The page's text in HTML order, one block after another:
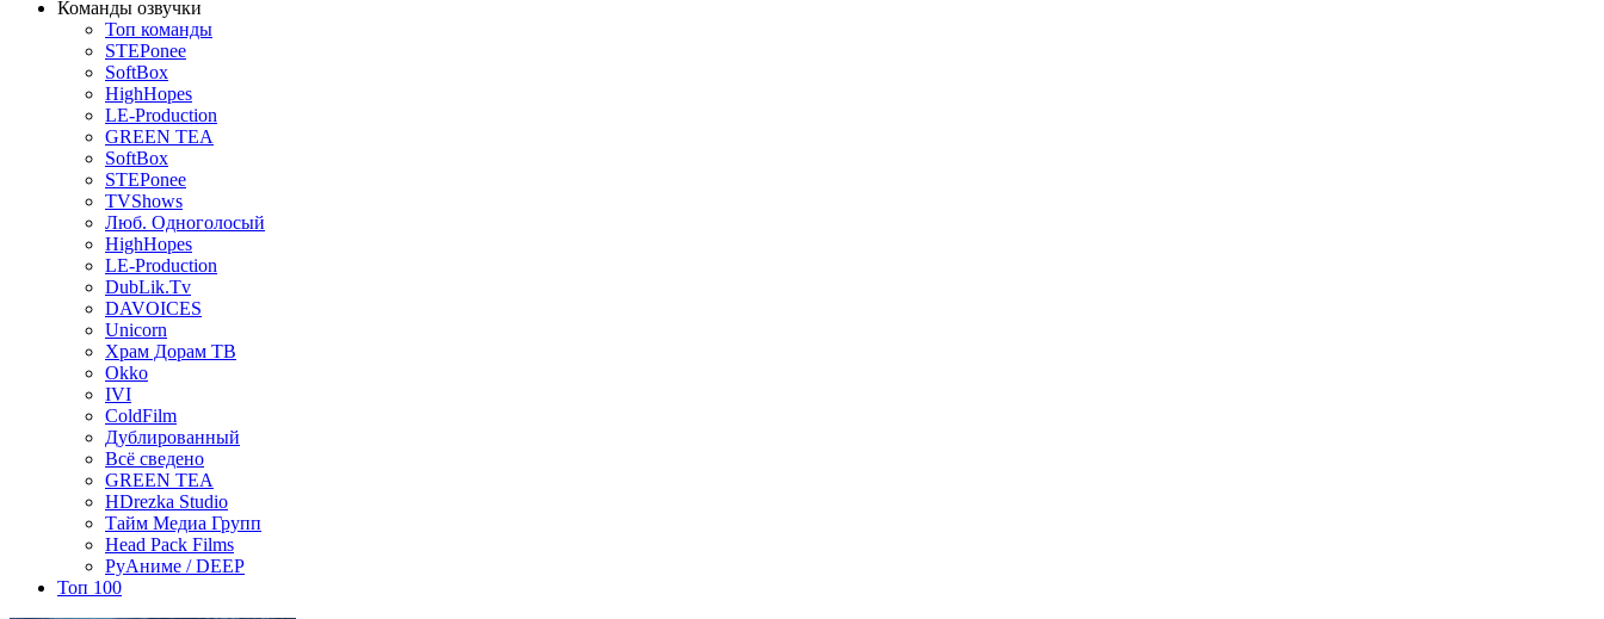
Команды озвучки
Топ команды
STEPonee
SoftBox
HighHopes
LE-Production
GREEN TEA
SoftBox
STEPonee
TVShows
Люб. Одноголосый
HighHopes
LE-Production
DubLik.Tv
DAVOICES
Unicorn
Храм Дорам ТВ
Okko
IVI
ColdFilm
Дублированный
Всё сведено
GREEN TEA
HDrezka Studio
Тайм Медиа Групп
Head Pack Films
РуАниме / DEEP
Топ 100